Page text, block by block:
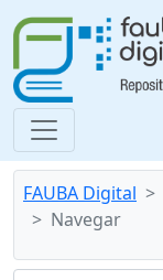
FAUBA Digital
Navegar